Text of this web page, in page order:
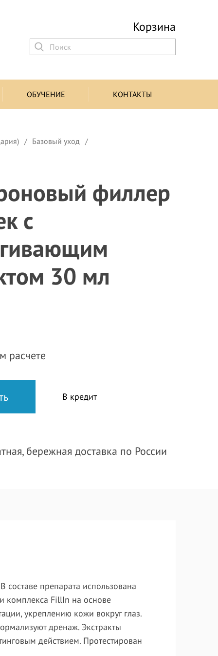
Корзина
ОБУЧЕНИЕ КОНТАКТЫ
Базовый уход
филлер
с
30 мл
расчете
В кредит
бережная доставка по России
препарата использована
комплекса FillIn на основе
укреплению кожи вокруг глаз.
дренаж. Экстракты
действием. Протестирован